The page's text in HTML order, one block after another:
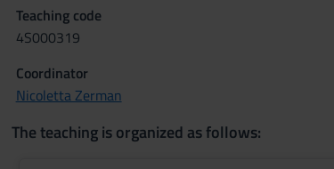
Teaching code
4S000319
Coordinator
Nicoletta Zerman
The teaching is organized as follows: